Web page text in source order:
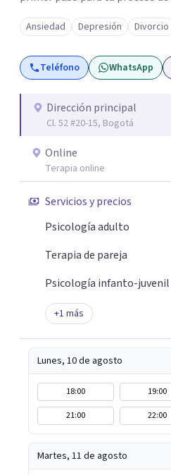
Ansiedad Depresión Divorcio
Teléfono WhatsApp
Dirección principal
Cl. 52 #20-15, Bogotá
Online
Terapia online
Servicios y precios
Psicología adulto
Terapia de pareja
Psicología infanto-juvenil
+1 más
Lunes, 10 de agosto
18:00 19:00
21:00
22:00
Martes, 11 de agosto